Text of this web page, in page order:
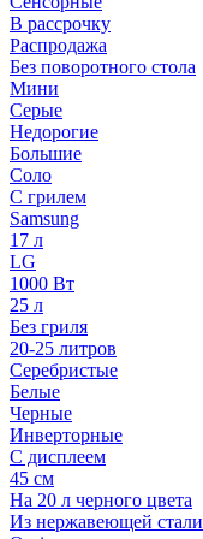
В рассрочку
Распродажа
Без поворотного стола
Мини
Серые
Недорогие
Большие
Соло
С грилем
Samsung
17 л
LG
1000 Вт
25 л
Без гриля
20-25 литров
Серебристые
Белые
Черные
Инверторные
С дисплеем
45 см
На 20 л черного цвета
Из нержавеющей стали